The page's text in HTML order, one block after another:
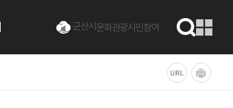
군산시문화관광시민참여